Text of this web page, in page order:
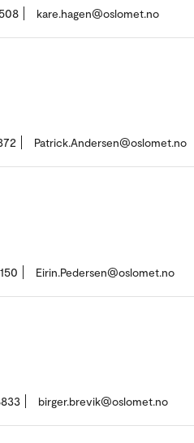
kare.hagen@oslomet.no
Patrick.Andersen@oslomet.no
Eirin.Pedersen@oslomet.no
birger.brevik@oslomet.no